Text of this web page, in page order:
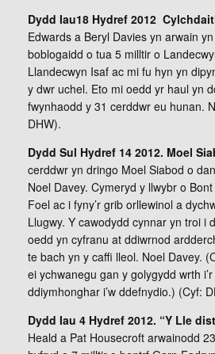
Dydd Iau18 Hydref 2012
Edwards a Beryl Davies yn arwain
boblogaidd o tua 5 milltir o
Llandecwyn Isaf ac mi fu hyn yn
y dwr uchel. Eto mi oedd yr haul yn
fwynhaodd y 31 cerddwr eu hunan.
DHW).
Dydd Sul Hydref 14 2012. Moel
cerddwr yn dringo Moel Siabod o
Noel Davey. Cymeryd y llwybr o
Foel ac i fyny’r grib orllewinol a
Llugwy. Y cawodydd cynnar yn troi i
oedd yn cyfranu at ddiwrnod
te bach yn y caffi lleol. Noel Davey.
ei ychwanegu gan y golygydd wrth
ddiymhonghar i’w ddefnydio.) (Cyf:
Dydd Iau 4 Hydref 2012. “Y Lle
Heald a Pat Housecroft arwainodd